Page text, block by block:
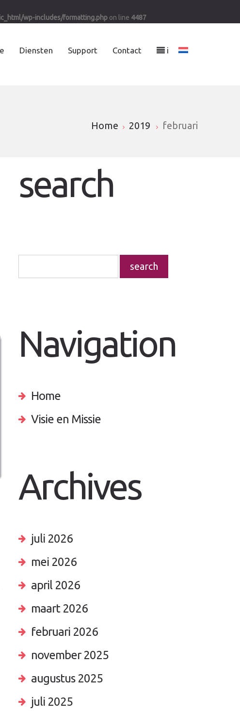
wp-includes/formatting.php on line 4487
Diensten Support Contact i
Home 2019 februari
search
Navigation
Home
Visie en Missie
Archives
juli 2026
mei 2026
april 2026
maart 2026
februari 2026
november 2025
augustus 2025
juli 2025